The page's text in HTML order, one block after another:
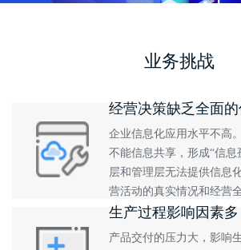
业务挑战
经营决策缺乏全面
企业信息化应用水平不高
不能信息共享，形成“信息
层和管理层无法提供信息
营活动的真实情况和经营
生产过程影响因素多
产品交付的压力大，影响